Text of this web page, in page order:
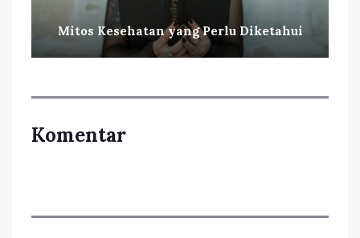
Mitos Kesehatan yang Perlu Diketahui
Komentar